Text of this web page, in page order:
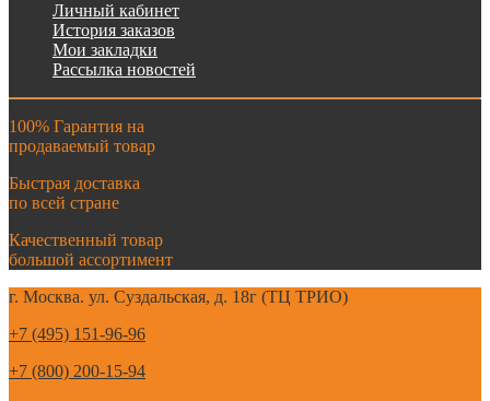
Личный кабинет
История заказов
Мои закладки
Рассылка новостей
100% Гарантия на
продаваемый товар
Быстрая доставка
по всей стране
Качественный товар
большой ассортимент
г. Москва. ул. Суздальская, д. 18г (ТЦ ТРИО)
+7 (495) 151-96-96
+7 (800) 200-15-94